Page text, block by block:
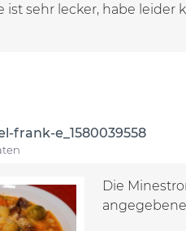
ist sehr lecker, habe
frank-e_1580039558
Die